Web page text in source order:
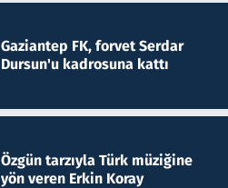
Gaziantep FK, forvet Serdar
Dursun'u kadrosuna kattı
Özgün tarzıyla Türk müziğine
yön veren Erkin Koray